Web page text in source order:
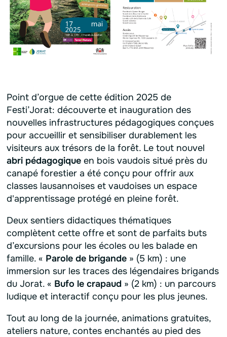
Point d’orgue de cette édition 2025 de
Festi’Jorat: découverte et inauguration des
nouvelles infrastructures pédagogiques conçues
pour accueillir et sensibiliser durablement les
visiteurs aux trésors de la forêt. Le tout nouvel
abri pédagogiqueen bois vaudois situé près du
canapé forestier a été conçu pour offrir aux
classes lausannoises et vaudoises un espace
d'apprentissage protégé en pleine forêt.
Deux sentiers didactiques thématiques
complètent cette offre et sont de parfaits buts
d’excursions pour les écoles ou les balade en
famille. « Parole de brigande» (5 km) : une
immersion sur les traces des légendaires brigands
du Jorat. « Bufo le crapaud » (2 km) : un parcours
ludique et interactif conçu pour les plus jeunes.
Tout au long de la journée, animations gratuites,
ateliers nature, contes enchantés au pied des